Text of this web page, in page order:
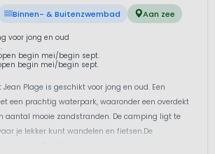
Binnen- & Buitenzwembad Aan zee
voor jong en oud
begin mei/begin sept.
begin mei/begin sept.
Plage is geschikt voor jong en oud. Een
een prachtig waterpark, waaronder een overdekt
aantal mooie zandstranden. De camping ligt te
je lekker kunt wandelen en fietsen.De